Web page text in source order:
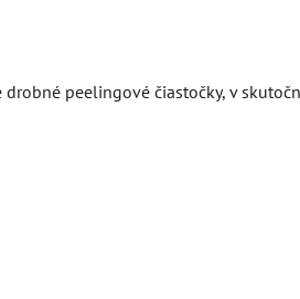
peelingové čiastočky, v